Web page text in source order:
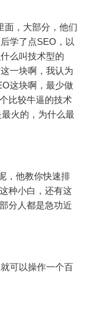
面，大部分，他们
学了点SEO，以
么叫技术型的
一块啊，我认为
这块啊，最少做
比较牛逼的技术
火的，为什么最
，他教你快速排
种小白，还有这
分人都是急功近
可以操作一个百